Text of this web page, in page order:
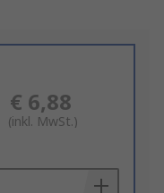
€ 6,88
(inkl. MwSt.)